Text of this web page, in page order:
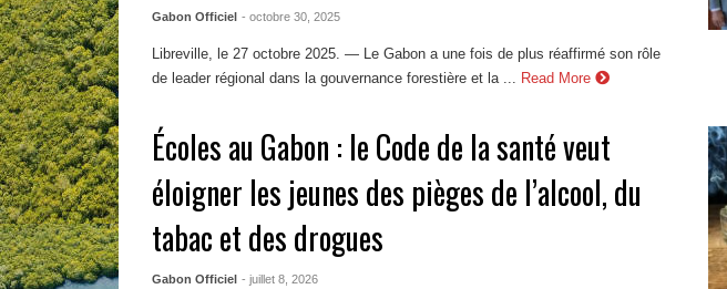
Gabon Officiel - octobre 30, 2025
Libreville, le 27 octobre 2025. — Le Gabon a une fois de plus réaffirmé son rôle
de leader régional dans la gouvernance forestière et la ... Read More
Écoles au Gabon : le Code de la santé veut
éloigner les jeunes des pièges de l’alcool, du
tabac et des drogues
Gabon Officiel - juillet 8, 2026